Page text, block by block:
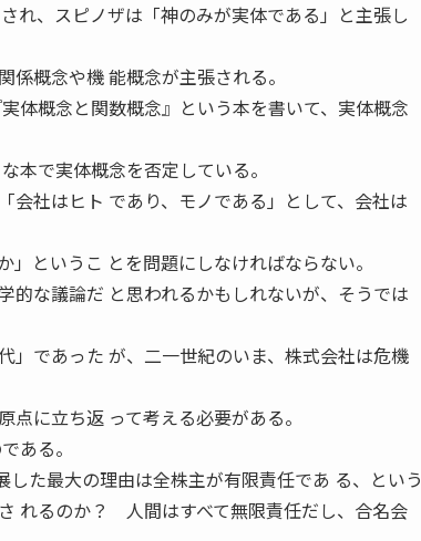
れ、スピノザは「神のみが実体である」と主張し
概念や機 能概念が主張される。
体概念と関数概念』という本を書いて、実体概念
本で実体概念を否定している。
社はヒト であり、モノである」として、会社は
というこ とを問題にしなければならない。
な議論だ と思われるかもしれないが、そうでは
であった が、二一世紀のいま、株式会社は危機
に立ち返 って考える必要がある。
ある。
の理由は全株主が有限責任であ る、という
れるのか？ 人間はすべて無限責任だし、合名会